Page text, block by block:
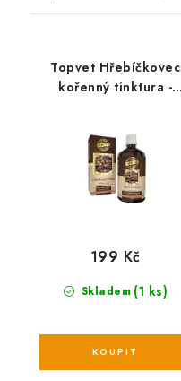
Topvet Hřebíčkovec
kořenný tinktura -
Skladem (1 ks)
199 Kč